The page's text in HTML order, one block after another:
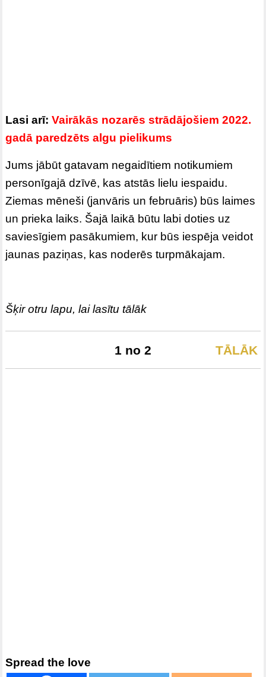
Lasi arī:Vairākās nozarēs strādājošiem 2022.
gadā paredzēts algu pielikums
Jums jābūt gatavam negaidītiem notikumiem
personīgajā dzīvē, kas atstās lielu iespaidu.
Ziemas mēneši (janvāris un februāris) būs laimes
un prieka laiks. Šajā laikā būtu labi doties uz
saviesīgiem pasākumiem, kur būs iespēja veidot
jaunas paziņas, kas noderēs turpmākajam.
Šķir otru lapu, lai lasītu tālāk
TĀLĀK
1 no 2
Spread the love